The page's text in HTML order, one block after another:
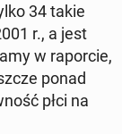
34 takie
r., a jest
w ra­por­cie,
ponad
płci na